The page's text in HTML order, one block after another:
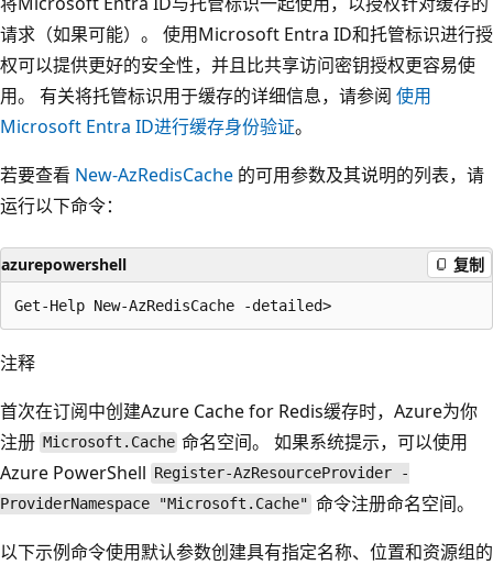
请求（如果可能）。 使用Microsoft Entra ID和托管标识进行授
权可以提供更好的安全性，并且比共享访问密钥授权更容易使
用。 有关将托管标识用于缓存的详细信息，请参阅 使用
Microsoft Entra ID进行缓存身份验证。
若要查看 New-AzRedisCache 的可用参数及其说明的列表，请
运行以下命令：
azurepowershell 复制
注释
首次在订阅中创建Azure Cache for Redis缓存时，Azure为你
注册 Microsoft.Cache 命名空间。 如果系统提示，可以使用
Azure PowerShell Register-AzResourceProvider -
ProviderNamespace "Microsoft.Cache" 命令注册命名空间。
以下示例命令使用默认参数创建具有指定名称、位置和资源组的